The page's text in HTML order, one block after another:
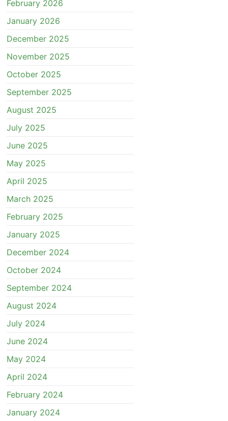
February 2026
January 2026
December 2025
November 2025
October 2025
September 2025
August 2025
July 2025
June 2025
May 2025
April 2025
March 2025
February 2025
January 2025
December 2024
October 2024
September 2024
August 2024
July 2024
June 2024
May 2024
April 2024
February 2024
January 2024